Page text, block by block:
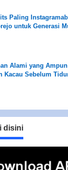
Paling
untuk Generasi
Alami yang
Kacau Sebelum
disini